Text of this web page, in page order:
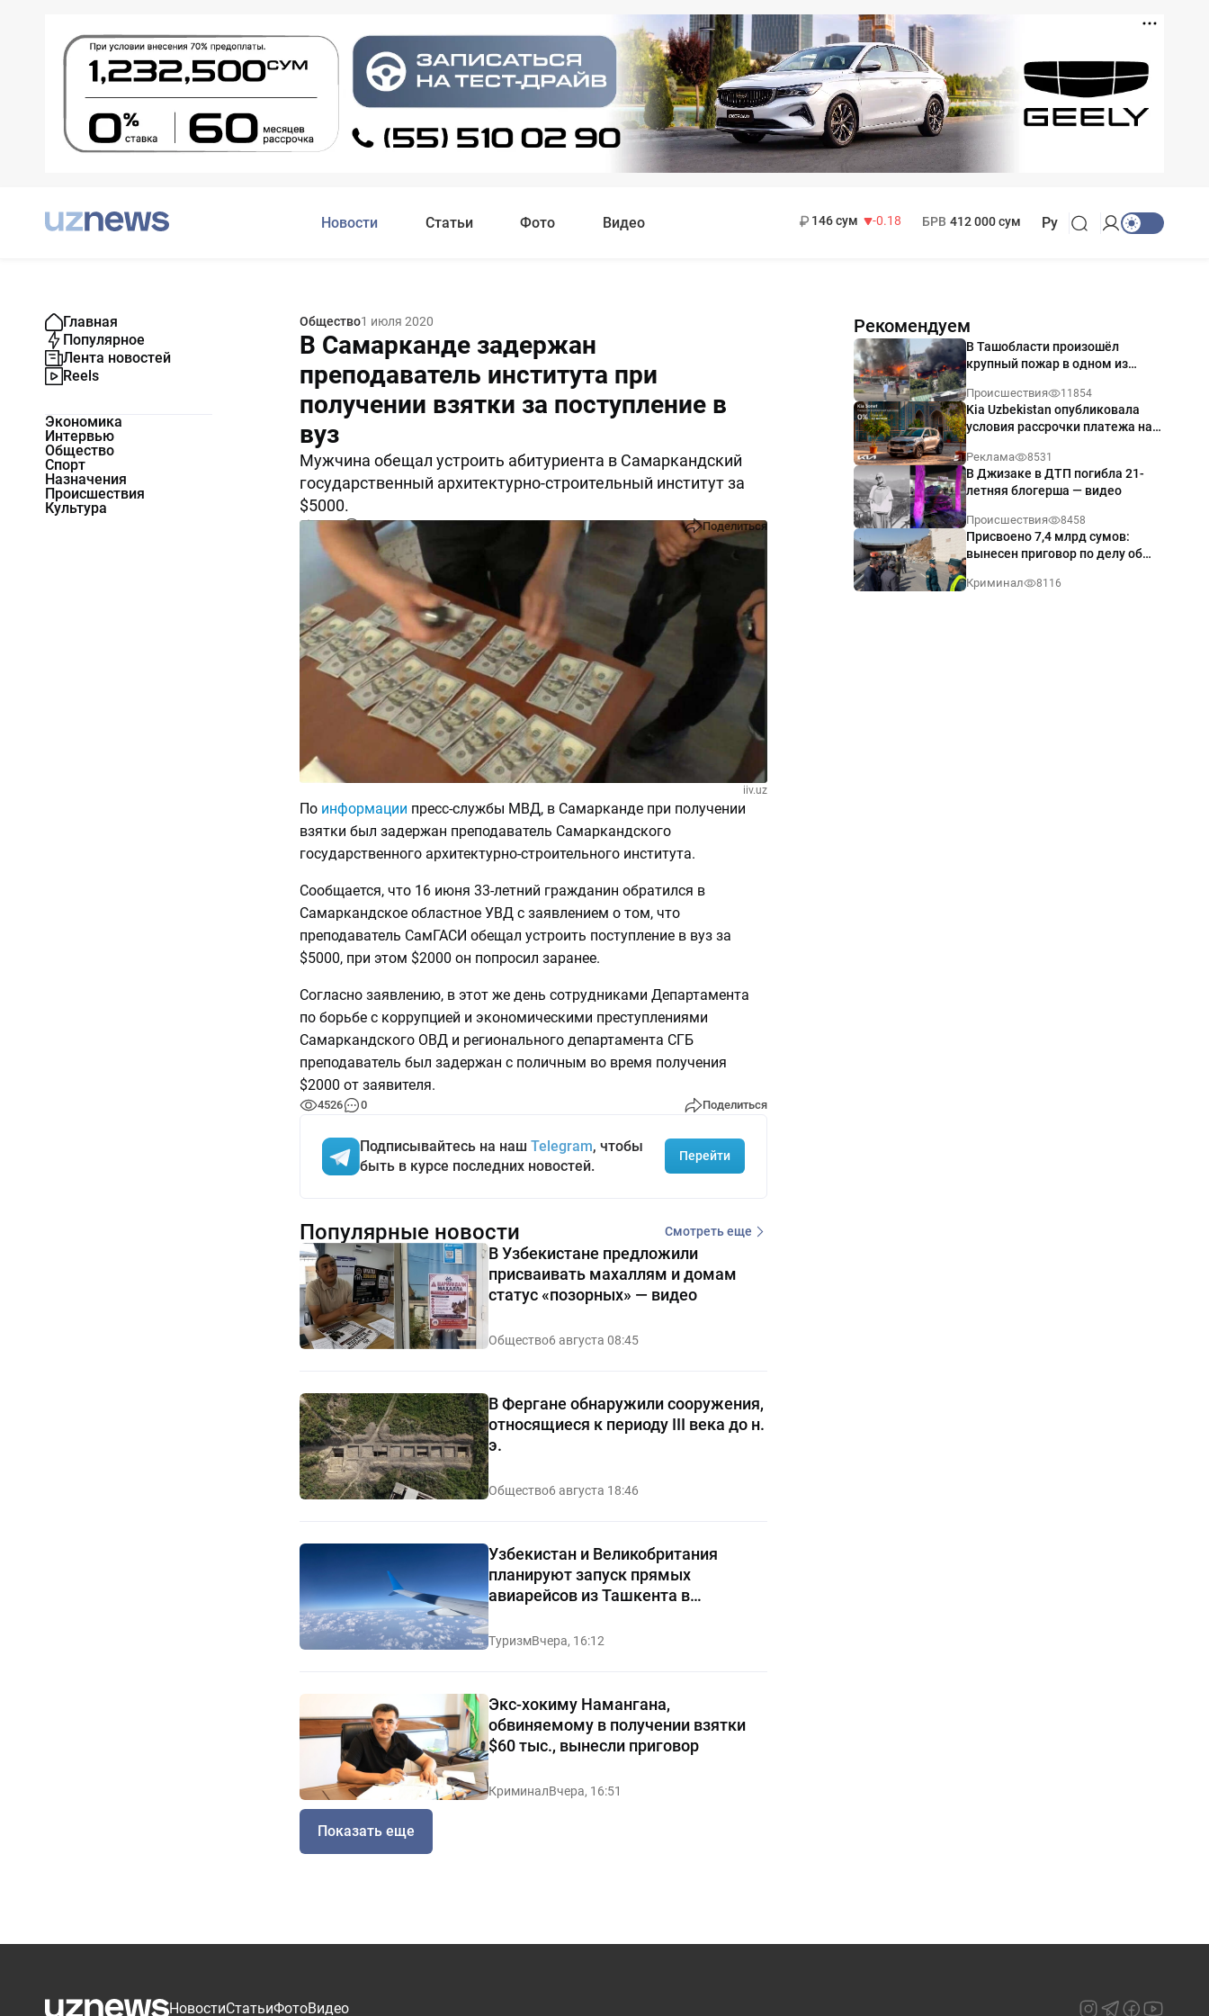
Новости Статьи Фото Видео
146 сум
-0.18
БРВ 412 000 сум Ру
Главная
Популярное
Лента новостей
Reels
Экономика
Интервью
Общество
Спорт
Назначения
Происшествия
Культура
Общество1 июля 2020
В Самарканде задержан
преподаватель института при
получении взятки за поступление в
вуз
Мужчина обещал устроить абитуриента в Самаркандский
государственный архитектурно-строительный институт за
$5000.
4526 Поделиться
iiv.uz
По информации пресс-службы МВД, в Самарканде при получении
взятки был задержан преподаватель Самаркандского
государственного архитектурно-строительного института.
Сообщается, что 16 июня 33-летний гражданин обратился в
Самаркандское областное УВД с заявлением о том, что
преподаватель СамГАСИ обещал устроить поступление в вуз за
$5000, при этом $2000 он попросил заранее.
Согласно заявлению, в этот же день сотрудниками Департамента
по борьбе с коррупцией и экономическими преступлениями
Самаркандского ОВД и регионального департамента СГБ
преподаватель был задержан с поличным во время получения
$2000 от заявителя.
4526 0 Поделиться
Подписывайтесь на наш Telegram, чтобы
быть в курсе последних новостей.
Перейти
Рекомендуем
В Ташобласти произошёл
крупный пожар в одном из
Происшествия 11854
Kia Uzbekistan опубликовала
условия рассрочки платежа на
годовых
Реклама 8531
В Джизаке в ДТП погибла 21-
летняя блогерша — видео
Происшествия 8458
Присвоено 7,4 млрд сумов:
вынесен приговор по делу об
Ташкенте
Криминал 8116
Популярные новости Смотреть еще
В Узбекистане предложили
присваивать махаллям и домам
статус «позорных» — видео
Общество6 августа 08:45
В Фергане обнаружили сооружения,
относящиеся к периоду III века до н.
э.
Общество6 августа 18:46
Узбекистан и Великобритания
планируют запуск прямых
авиарейсов из Ташкента в
Манчестер
ТуризмВчера, 16:12
Экс-хокиму Намангана,
обвиняемому в получении взятки
$60 тыс., вынесли приговор
КриминалВчера, 16:51
Показать еще
НовостиСтатьиФотоВидео